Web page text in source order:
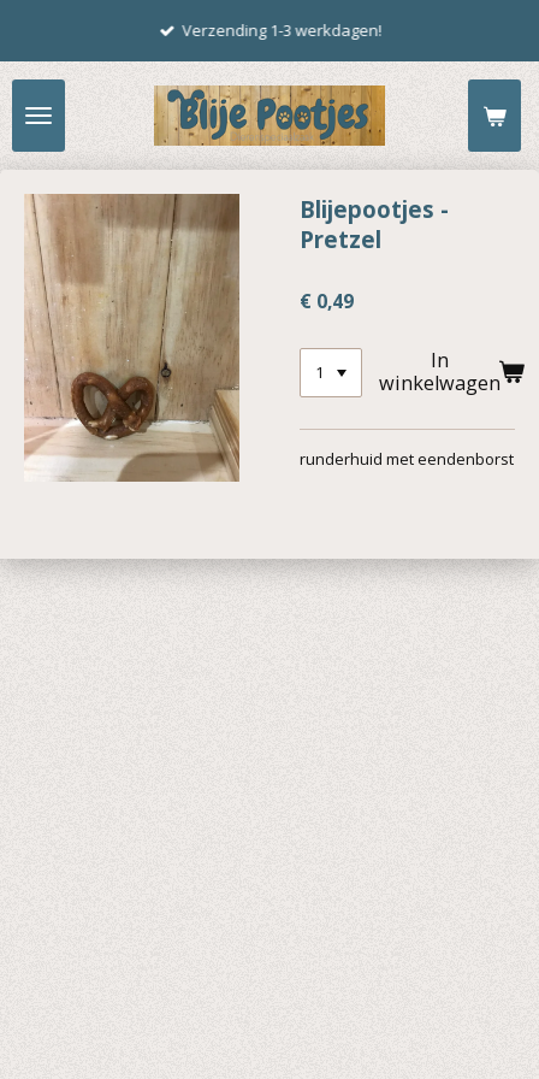
naar
de
hoofdinhoud
Verzending 1-3 werkdagen!
Blijepootjes -
Pretzel
€ 0,49
In
winkelwagen
runderhuid met eendenborst